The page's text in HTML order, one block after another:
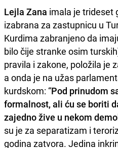
Lejla Zana imala je trideset
izabrana za zastupnicu u
Kurdima zabranjeno da
bilo čije stranke osim
pravila i zakone, položila je
a onda je na užas
kurdskom: “Pod prinudom
formalnost, ali ću se boriti
zajedno žive u nekom
su je za separatizam i
godina zatvora. Jedina